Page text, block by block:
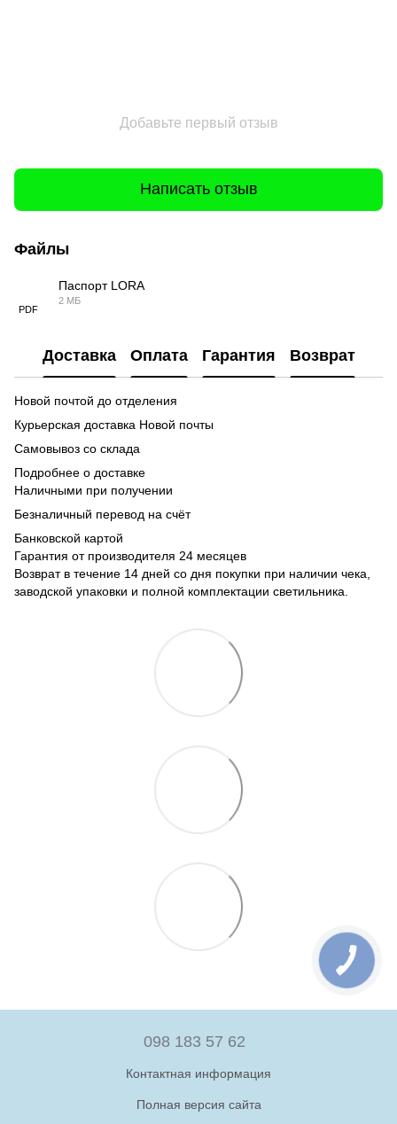
Добавьте первый отзыв
Написать отзыв
Файлы
PDF
Паспорт LORA
2 МБ
Доставка Оплата Гарантия Возврат
Новой почтой до отделения
Курьерская доставка Новой почты
Самовывоз со склада
Подробнее о доставке
Наличными при получении
Безналичный перевод на счёт
Банковской картой
Гарантия от производителя 24 месяцев
Возврат в течение 14 дней со дня покупки при наличии чека,
заводской упаковки и полной комплектации светильника.
098 183 57 62
Контактная информация
Полная версия сайта